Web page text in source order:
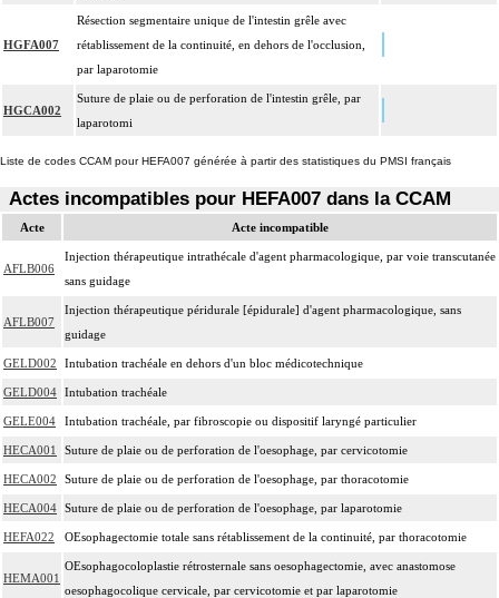
HGFA007
Résection segmentaire unique de l'intestin grêle avec
rétablissement de la continuité, en dehors de l'occlusion,
par laparotomie
HGCA002
Suture de plaie ou de perforation de l'intestin grêle, par
laparotomi
Liste de codes CCAM pour HEFA007 générée à partir des statistiques du PMSI français
Actes incompatibles pour HEFA007 dans la CCAM
Acte Acte incompatible
AFLB006
Injection thérapeutique intrathécale d'agent pharmacologique, par voie transcutanée
sans guidage
AFLB007
Injection thérapeutique péridurale [épidurale] d'agent pharmacologique, sans
guidage
GELD002 Intubation trachéale en dehors d'un bloc médicotechnique
GELD004 Intubation trachéale
GELE004 Intubation trachéale, par fibroscopie ou dispositif laryngé particulier
HECA001 Suture de plaie ou de perforation de l'oesophage, par cervicotomie
HECA002 Suture de plaie ou de perforation de l'oesophage, par thoracotomie
HECA004 Suture de plaie ou de perforation de l'oesophage, par laparotomie
HEFA022 OEsophagectomie totale sans rétablissement de la continuité, par thoracotomie
HEMA001
OEsophagocoloplastie rétrosternale sans oesophagectomie, avec anastomose
oesophagocolique cervicale, par cervicotomie et par laparotomie